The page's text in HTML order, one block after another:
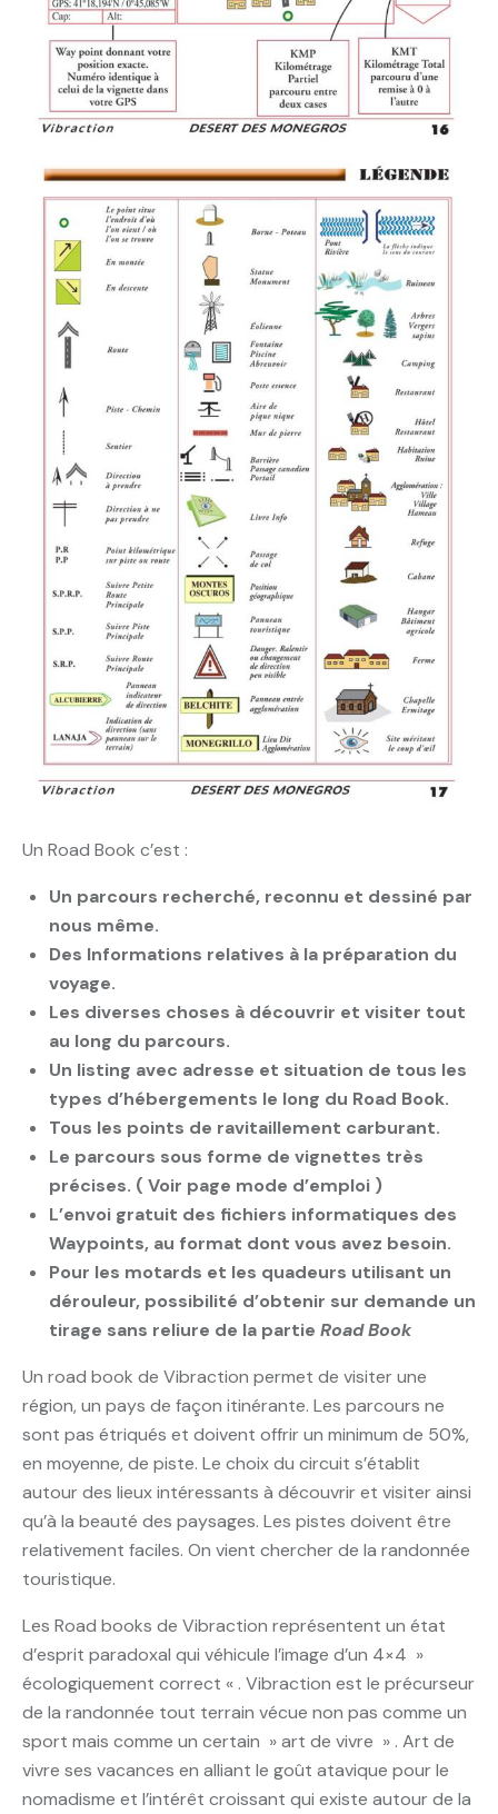
Un Road Book c’est :
Un parcours recherché, reconnu et dessiné par
nous même.
Des Informations relatives à la préparation du
voyage.
Les diverses choses à découvrir et visiter tout
au long du parcours.
Un listing avec adresse et situation de tous les
types d’hébergements le long du Road Book.
Tous les points de ravitaillement carburant.
Le parcours sous forme de vignettes très
précises. ( Voir page mode d’emploi )
L’envoi gratuit des fichiers informatiques des
Waypoints, au format dont vous avez besoin.
Pour les motards et les quadeurs utilisant un
dérouleur, possibilité d’obtenir sur demande un
tirage sans reliure de la partie Road Book
Un road book de Vibraction permet de visiter une
région, un pays de façon itinérante. Les parcours ne
sont pas étriqués et doivent offrir un minimum de 50%,
en moyenne, de piste. Le choix du circuit s’établit
autour des lieux intéressants à découvrir et visiter ainsi
qu’à la beauté des paysages. Les pistes doivent être
relativement faciles. On vient chercher de la randonnée
touristique.
Les Road books de Vibraction représentent un état
d’esprit paradoxal qui véhicule l’image d’un 4×4 »
écologiquement correct « . Vibraction est le précurseur
de la randonnée tout terrain vécue non pas comme un
sport mais comme un certain » art de vivre » . Art de
vivre ses vacances en alliant le goût atavique pour le
nomadisme et l’intérêt croissant qui existe autour de la